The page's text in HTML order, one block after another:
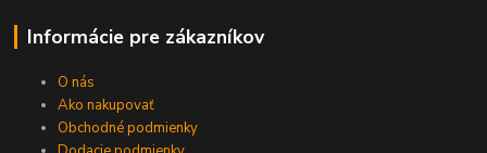
Informácie pre zákazníkov
O nás
Ako nakupovať
Obchodné podmienky